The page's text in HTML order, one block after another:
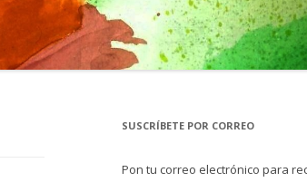
SUSCRÍBETE POR CORREO
Pon tu correo electrónico para